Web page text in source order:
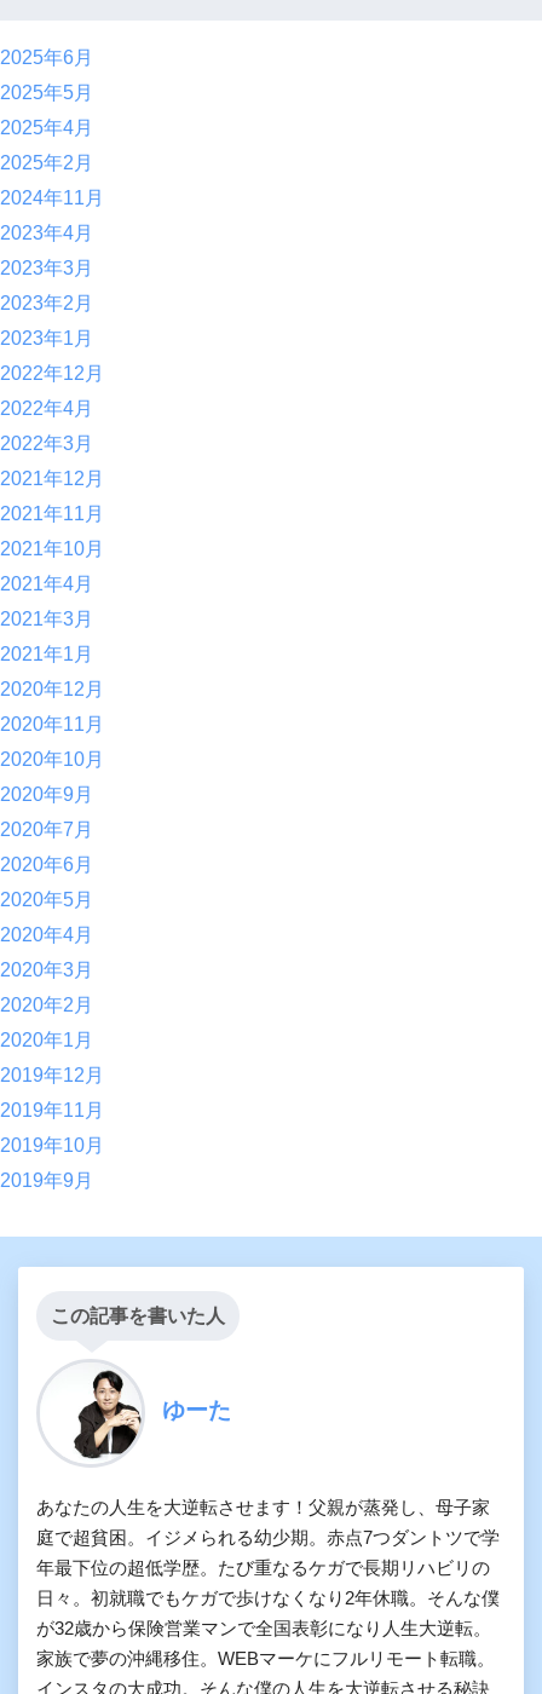
2025年6月
2025年5月
2025年4月
2025年2月
2024年11月
2023年4月
2023年3月
2023年2月
2023年1月
2022年12月
2022年4月
2022年3月
2021年12月
2021年11月
2021年10月
2021年4月
2021年3月
2021年1月
2020年12月
2020年11月
2020年10月
2020年9月
2020年7月
2020年6月
2020年5月
2020年4月
2020年3月
2020年2月
2020年1月
2019年12月
2019年11月
2019年10月
2019年9月
この記事を書いた人
ゆーた
あなたの人生を大逆転させます！父親が蒸発し、母子家
庭で超貧困。イジメられる幼少期。赤点7つダントツで学
年最下位の超低学歴。たび重なるケガで長期リハビリの
日々。初就職でもケガで歩けなくなり2年休職。そんな僕
が32歳から保険営業マンで全国表彰になり人生大逆転。
家族で夢の沖縄移住。WEBマーケにフルリモート転職。
インスタの大成功。そんな僕の人生を大逆転させる秘訣